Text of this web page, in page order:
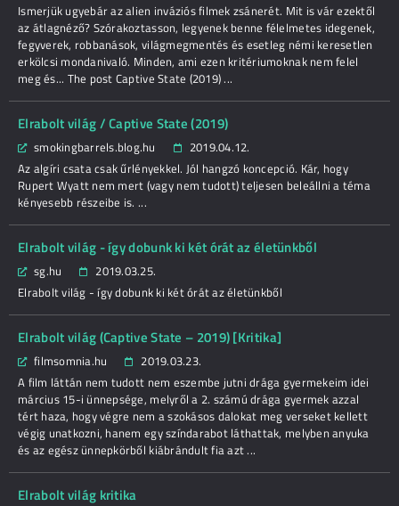
Ismerjük ugyebár az alien inváziós filmek zsánerét. Mit is vár ezektől
az átlagnéző? Szórakoztasson, legyenek benne félelmetes idegenek,
fegyverek, robbanások, világmegmentés és esetleg némi keresetlen
erkölcsi mondanivaló. Minden, ami ezen kritériumoknak nem felel
meg és... The post Captive State (2019) ...
Elrabolt világ / Captive State (2019)
smokingbarrels.blog.hu
2019.04.12.
Az algíri csata csak űrlényekkel. Jól hangzó koncepció. Kár, hogy
Rupert Wyatt nem mert (vagy nem tudott) teljesen beleállni a téma
kényesebb részeibe is. ...
Elrabolt világ - így dobunk ki két órát az életünkből
sg.hu
2019.03.25.
Elrabolt világ - így dobunk ki két órát az életünkből
Elrabolt világ (Captive State – 2019) [Kritika]
filmsomnia.hu
2019.03.23.
A film láttán nem tudott nem eszembe jutni drága gyermekeim idei
március 15-i ünnepsége, melyről a 2. számú drága gyermek azzal
tért haza, hogy végre nem a szokásos dalokat meg verseket kellett
végig unatkozni, hanem egy színdarabot láthattak, melyben anyuka
és az egész ünnepkörből kiábrándult fia azt ...
Elrabolt világ kritika